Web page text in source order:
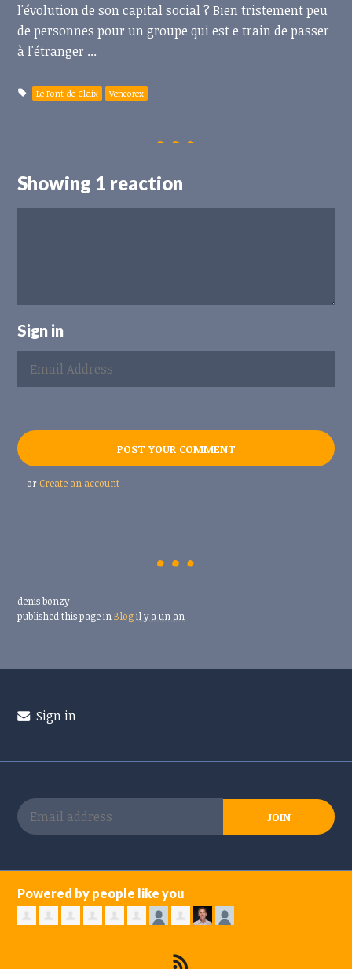
l'évolution de son capital social ? Bien tristement peu
de personnes pour un groupe qui est e train de passer
à l'étranger ...
Le Pont de Claix Vencorex
Showing 1 reaction
Sign in
or Create an account
denis bonzy
published this page inBlog il y a un an
Sign in
Powered by people like you